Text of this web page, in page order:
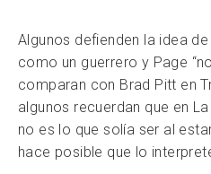
Algunos defienden la idea
como un guerrero y Page
comparan con Brad Pitt en
algunos recuerdan que en
no es lo que solía ser al
hace posible que lo